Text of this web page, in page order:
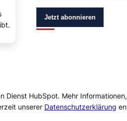
Jetzt abonnieren
Dienst HubSpot. Mehr
unserer Datenschutzerklärung